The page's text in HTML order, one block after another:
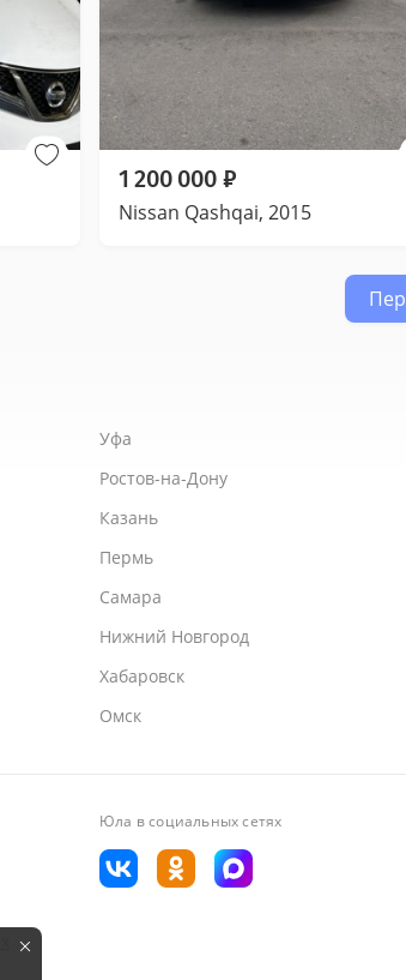
1 200 000 ₽
Nissan Qashqai, 2015
Уфа
Ростов-на-Дону
Казань
Пермь
Самара
Нижний Новгород
Хабаровск
Омск
Юла в социальных сетях